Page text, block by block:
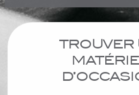
TROUVER